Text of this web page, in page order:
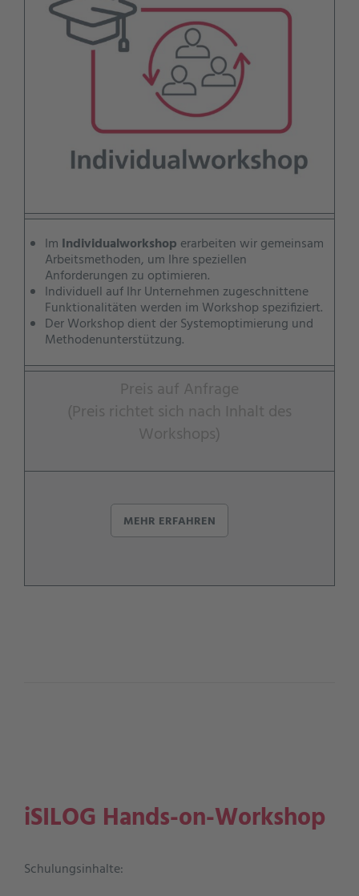
Im Individualworkshop erarbeiten wir gemeinsam
Arbeitsmethoden, um Ihre speziellen
Anforderungen zu optimieren.
Individuell auf Ihr Unternehmen zugeschnittene
Funktionalitäten werden im Workshop spezifiziert.
Der Workshop dient der Systemoptimierung und
Methodenunterstützung.
Preis auf Anfrage
(Preis richtet sich nach Inhalt des
Workshops)
MEHR ERFAHREN
iSILOG Hands-on-Workshop
Schulungsinhalte: